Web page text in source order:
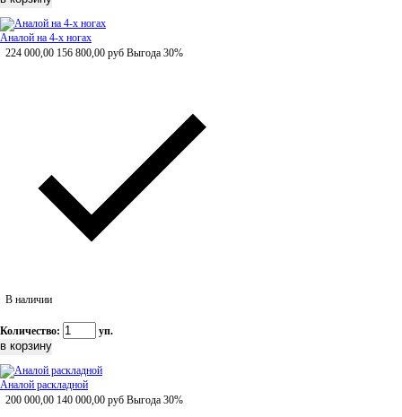
Аналой на 4-х ногах
224 000,00 156 800,00 руб Выгода 30%
В наличии
Количество: уп.
Аналой раскладной
200 000,00 140 000,00 руб Выгода 30%